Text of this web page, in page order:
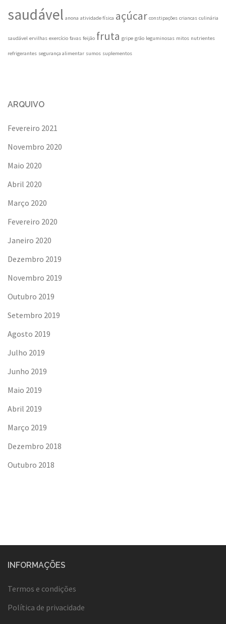
saudável anona atividade física açúcar constipações criancas culinária
saudável ervilhas exercício favas feijão fruta gripe grão leguminosas mitos nutrientes
refrigerantes segurança alimentar sumos suplementos
ARQUIVO
Fevereiro 2021
Novembro 2020
Maio 2020
Abril 2020
Março 2020
Fevereiro 2020
Janeiro 2020
Dezembro 2019
Novembro 2019
Outubro 2019
Setembro 2019
Agosto 2019
Julho 2019
Junho 2019
Maio 2019
Abril 2019
Março 2019
Dezembro 2018
Outubro 2018
INFORMAÇÕES
Termos e condições
Política de privacidade